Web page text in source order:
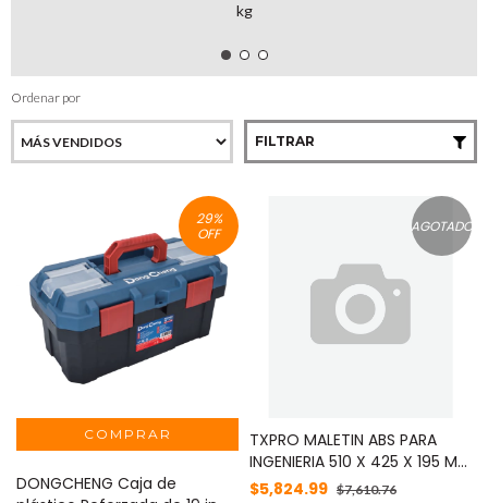
kg
Ordenar por
FILTRAR
29%
OFF
DONGCHENG Caja de
AGOTADO
TXPRO MALETIN ABS PARA
INGENIERIA 510 X 425 X 195 MM
4.55KG RELLENO MOD: SZ-
$5,824.99 $7,610.76